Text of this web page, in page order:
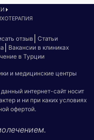
отзыв
Статьи
Вакансии в клиниках
в Турции
и медицинские центры
интернет-сайт носит
и ни при каких условиях
офертой.